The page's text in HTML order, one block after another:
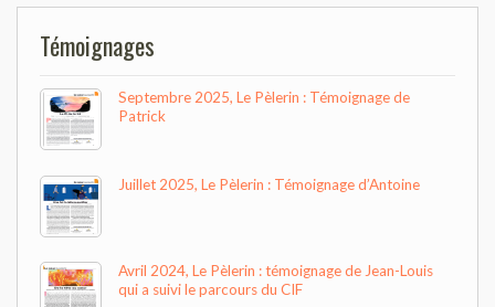
Témoignages
Septembre 2025, Le Pèlerin : Témoignage de
Patrick
Juillet 2025, Le Pèlerin : Témoignage d’Antoine
Avril 2024, Le Pèlerin : témoignage de Jean-Louis
qui a suivi le parcours du CIF